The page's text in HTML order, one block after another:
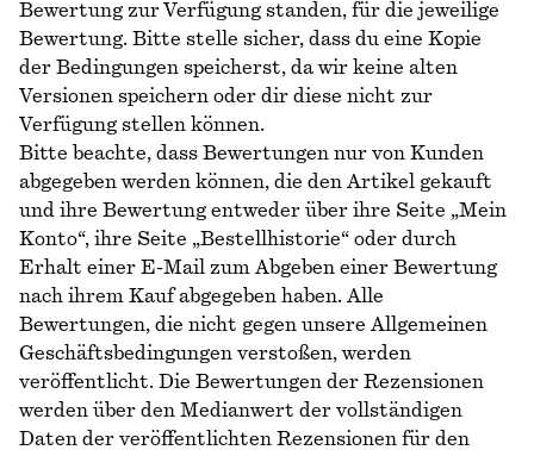
Bewertung zur Verfügung standen, für die jeweilige
Bewertung. Bitte stelle sicher, dass du eine Kopie
der Bedingungen speicherst, da wir keine alten
Versionen speichern oder dir diese nicht zur
Verfügung stellen können.
Bitte beachte, dass Bewertungen nur von Kunden
abgegeben werden können, die den Artikel gekauft
und ihre Bewertung entweder über ihre Seite „Mein
Konto“, ihre Seite „Bestellhistorie“ oder durch
Erhalt einer E-Mail zum Abgeben einer Bewertung
nach ihrem Kauf abgegeben haben. Alle
Bewertungen, die nicht gegen unsere Allgemeinen
Geschäftsbedingungen verstoßen, werden
veröffentlicht. Die Bewertungen der Rezensionen
werden über den Medianwert der vollständigen
Daten der veröffentlichten Rezensionen für den